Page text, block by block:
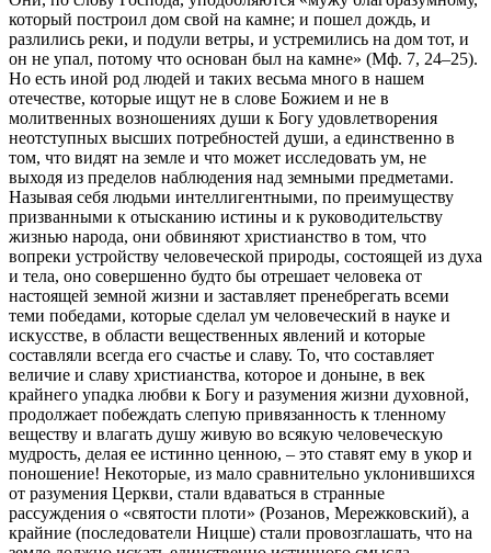
который построил дом свой на камне; и пошел дождь, и
разлились реки, и подули ветры, и устремились на дом тот, и
он не упал, потому что основан был на камне» (Мф. 7, 24–25).
Но есть иной род людей и таких весьма много в нашем
отечестве, которые ищут не в слове Божием и не в
молитвенных возношениях души к Богу удовлетворения
неотступных высших потребностей души, а единственно в
том, что видят на земле и что может исследовать ум, не
выходя из пределов наблюдения над земными предметами.
Называя себя людьми интеллигентными, по преимуществу
призванными к отысканию истины и к руководительству
жизнью народа, они обвиняют христианство в том, что
вопреки устройству человеческой природы, состоящей из духа
и тела, оно совершенно будто бы отрешает человека от
настоящей земной жизни и заставляет пренебрегать всеми
теми победами, которые сделал ум человеческий в науке и
искусстве, в области вещественных явлений и которые
составляли всегда его счастье и славу. То, что составляет
величие и славу христианства, которое и доныне, в век
крайнего упадка любви к Богу и разумения жизни духовной,
продолжает побеждать слепую привязанность к тленному
веществу и влагать душу живую во всякую человеческую
мудрость, делая ее истинно ценною, – это ставят ему в укор и
поношение! Некоторые, из мало сравнительно уклонившихся
от разумения Церкви, стали вдаваться в странные
рассуждения о «святости плоти» (Розанов, Мережковский), а
крайние (последователи Ницше) стали провозглашать, что на